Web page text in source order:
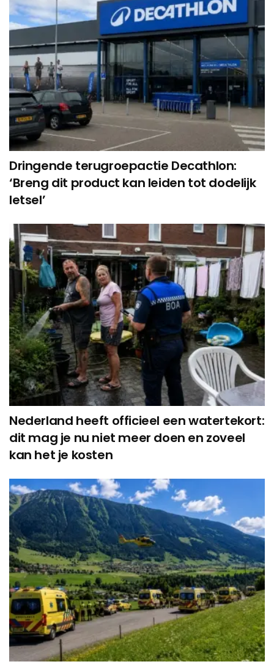
Dringende terugroepactie Decathlon:
‘Breng dit product kan leiden tot dodelijk
letsel’
Nederland heeft officieel een watertekort:
dit mag je nu niet meer doen en zoveel
kan het je kosten